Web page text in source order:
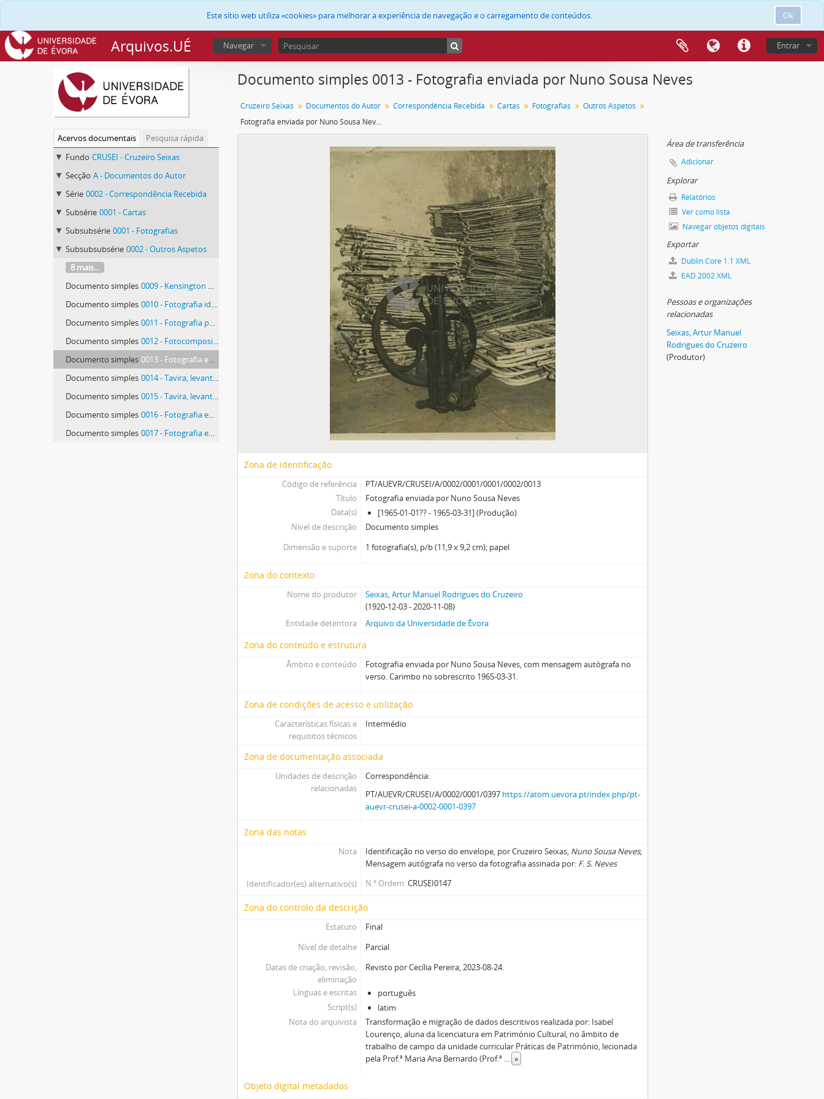
Ok
Este sítio web utiliza «cookies» para melhorar a experiência de navegação e o carregamento de conteúdos.
Arquivos.UÉ Entrar
Navegar
Acervos documentais
Pesquisa rápida
Fundo CRUSEI - Cruzeiro Seixas
Secção A - Documentos do Autor
Série 0002 - Correspondência Recebida
Subsérie 0001 - Cartas
Subsubsérie 0001 - Fotografias
Subsubsubsérie 0002 - Outros Aspetos
8 mais...
Documento simples 0009 - Kensington Gardens, pormenor
Documento simples 0010 - Fotografia identificada como “retrato imaginario de un poeta extranjero”
Documento simples 0011 - Fotografia postal-collages de G. Bruno
Documento simples 0012 - Fotocomposição de G. Bruno
Documento simples 0013 - Fotografia enviada por Nuno Sousa Neves
Documento simples 0014 - Tavira, levantamento cultural, Agosto 1988
Documento simples 0015 - Tavira, levantamento cultural, Agosto 1988
Documento simples 0016 - Fotografia enviada por António José Antunes Rodrigues
Documento simples 0017 - Fotografia enviada por António José Antunes Rodrigues
Documento simples 0013 - Fotografia enviada por Nuno Sousa Neves
Cruzeiro Seixas Documentos do Autor Correspondência Recebida Cartas Fotografias
Outros Aspetos
Fotografia enviada por Nuno Sousa Neves
Zona de identificação
Código de referência
PT/AUEVR/CRUSEI/A/0002/0001/0001/0002/0013
Título
Fotografia enviada por Nuno Sousa Neves
Data(s)
[1965-01-01?? - 1965-03-31] (Produção)
Nível de descrição
Documento simples
Dimensão e suporte
1 fotografia(s), p/b (11,9 x 9,2 cm); papel
Zona do contexto
Nome do produtor
Seixas, Artur Manuel Rodrigues do Cruzeiro
(1920-12-03 - 2020-11-08)
Entidade detentora
Arquivo da Universidade de Évora
Zona do conteúdo e estrutura
Âmbito e conteúdo
Fotografia enviada por Nuno Sousa Neves, com mensagem autógrafa no
verso. Carimbo no sobrescrito 1965-03-31.
Zona de condições de acesso e utilização
Características físicas e
requisitos técnicos
Intermédio
Zona de documentação associada
Unidades de descrição
relacionadas
Correspondência:
PT/AUEVR/CRUSEI/A/0002/0001/0397 https://atom.uevora.pt/index.php/pt-
auevr-crusei-a-0002-0001-0397
Zona das notas
Nota Identificação no verso do envelope, por Cruzeiro Seixas, Nuno Sousa Neves;
Mensagem autógrafa no verso da fotografia assinada por: F. S. Neves
Identificador(es) alternativo(s)
N.º Ordem CRUSEI0147
Zona do controlo da descrição
Estatuto
Final
Nível de detalhe
Parcial
Datas de criação, revisão,
eliminação
Revisto por Cecília Pereira, 2023-08-24.
Línguas e escritas
português
Script(s)
latim
Nota do arquivista
Transformação e migração de dados descritivos realizada por: Isabel
Lourenço, aluna da licenciatura em Património Cultural, no âmbito de
trabalho de campo da unidade curricular Práticas de Património, lecionada
pela Prof.ª Maria Ana Bernardo (Prof.ª ... »
Objeto digital metadados
Área de transferência
Adicionar
Explorar
Relatórios
Ver como lista
Navegar objetos digitais
Exportar
Dublin Core 1.1 XML
EAD 2002 XML
Pessoas e organizações
relacionadas
Seixas, Artur Manuel
Rodrigues do Cruzeiro
(Produtor)